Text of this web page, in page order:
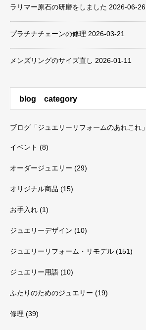
ラリマー原石の研磨をしました 2026-06-26
プラチナチェーンの修理 2026-03-21
メンズリングのサイズ直し 2026-01-11
blog category
ブログ「ジュエリーリフォームのあれこれ」
イベント (8)
オーダージュエリー (29)
オリジナル商品 (15)
お手入れ (1)
ジュエリーデザイン (10)
ジュエリーリフォーム・リモデル (151)
ジュエリー用語 (10)
ふたりのためのジュエリー (19)
修理 (39)